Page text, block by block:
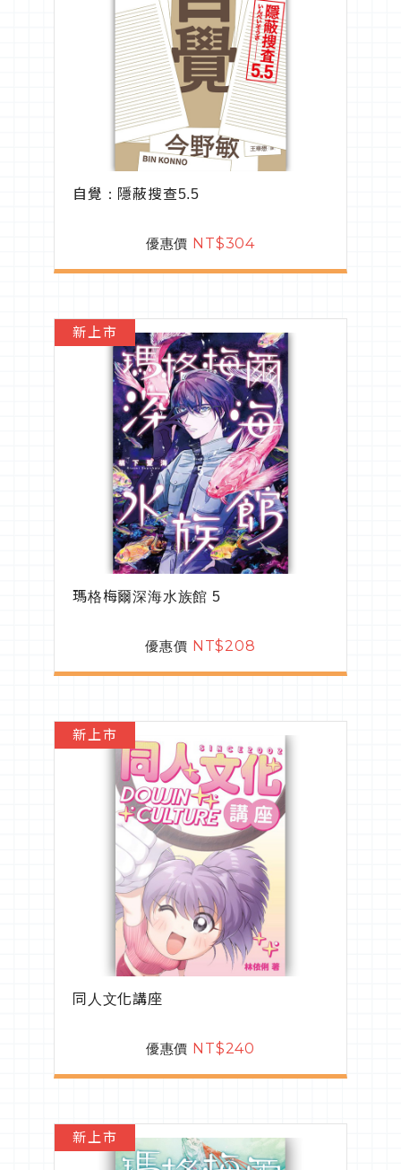
自覺：隱蔽搜查5.5
優惠價 NT$304
瑪格梅爾深海水族館 5
優惠價 NT$208
新上市
同人文化講座
優惠價 NT$240
新上市
新上市